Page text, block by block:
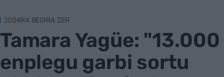
2024RA BEGIRA ZER
Tamara Yagüe: "13.000
enplegu garbi sortu